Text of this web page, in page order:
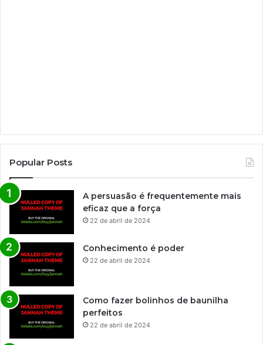
Popular Posts
A persuasão é frequentemente mais
eficaz que a força
22 de abril de 2024
Conhecimento é poder
22 de abril de 2024
Como fazer bolinhos de baunilha
perfeitos
22 de abril de 2024